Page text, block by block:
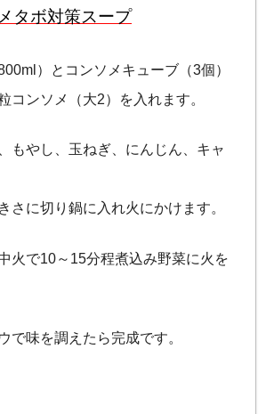
タボ対策スープ
）とコンソメキューブ（3個）
ンソメ（大2）を入れます。
もやし、玉ねぎ、にんじん、キャ
に切り鍋に入れ火にかけます。
火で10～15分程煮込み野菜に火を
で味を調えたら完成です。